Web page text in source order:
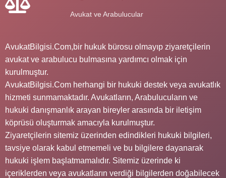
Avukat ve Arabulucular
AvukatBilgisi.Com,bir hukuk bürosu olmayıp ziyaretçilerin
avukat ve arabulucu bulmasına yardımcı olmak için
kurulmuştur.
AvukatBilgisi.Com herhangi bir hukuki destek veya avukatlık
hizmeti sunmamaktadır. Avukatların, Arabulucuların ve
hukuki danışmanlık arayan bireyler arasında bir iletişim
köprüsü oluşturmak amacıyla kurulmuştur.
Ziyaretçilerin sitemiz üzerinden edindikleri hukuki bilgileri,
tavsiye olarak kabul etmemeli ve bu bilgilere dayanarak
hukuki işlem başlatmamalıdır. Sitemiz üzerinde ki
içeriklerden veya avukatların verdiği bilgilerden doğabilecek